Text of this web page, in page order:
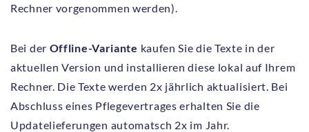
Rechner vorgenommen werden).
Bei der Offline-Variante kaufen Sie die Texte in der
aktuellen Version und installieren diese lokal auf Ihrem
Rechner. Die Texte werden 2x jährlich aktualisiert. Bei
Abschluss eines Pflegevertrages erhalten Sie die
Updatelieferungen automatsch 2x im Jahr.